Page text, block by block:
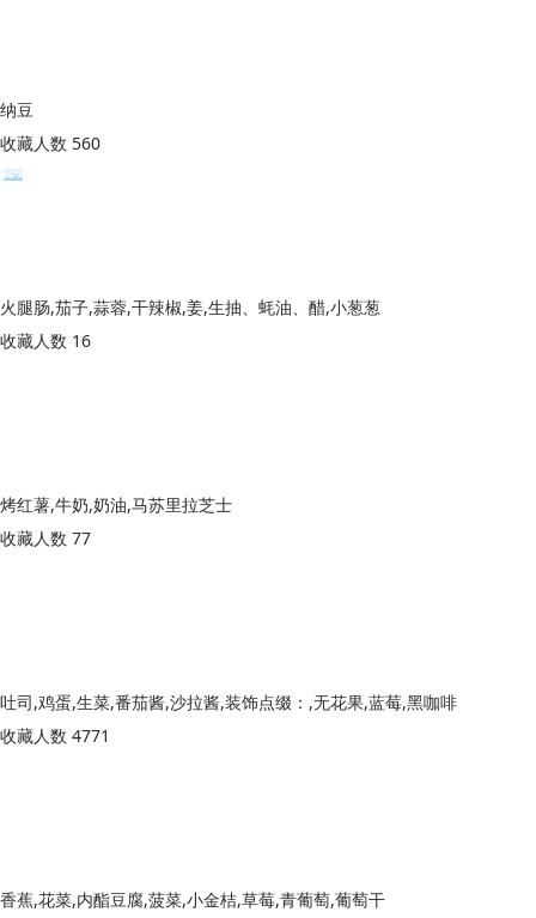
纳豆
收藏人数 560
火腿肠,茄子,蒜蓉,干辣椒,姜,生抽、蚝油、醋,小葱葱
收藏人数 16
烤红薯,牛奶,奶油,马苏里拉芝士
收藏人数 77
吐司,鸡蛋,生菜,番茄酱,沙拉酱,装饰点缀：,无花果,蓝莓,黑咖啡
收藏人数 4771
香蕉,花菜,内酯豆腐,菠菜,小金桔,草莓,青葡萄,葡萄干